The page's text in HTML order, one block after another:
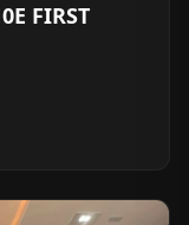
FIRST